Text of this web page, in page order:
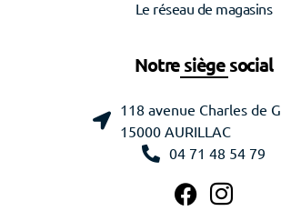
Le réseau de magasins
Notre siège social
118 avenue Charles de
15000 AURILLAC
04 71 48 54 79